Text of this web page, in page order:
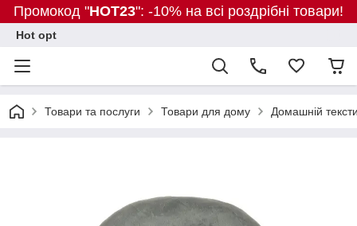
Промокод "HOT23": -10% на всі роздрібні товари!
Hot opt
Товари та послуги Товари для дому Домашній